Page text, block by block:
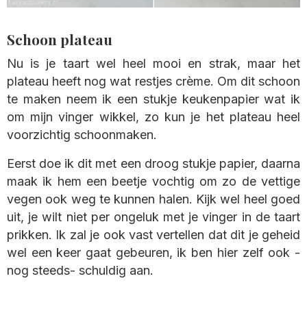
Schoon plateau
Nu is je taart wel heel mooi en strak, maar het
plateau heeft nog wat restjes crème. Om dit schoon
te maken neem ik een stukje keukenpapier wat ik
om mijn vinger wikkel, zo kun je het plateau heel
voorzichtig schoonmaken.
Eerst doe ik dit met een droog stukje papier, daarna
maak ik hem een beetje vochtig om zo de vettige
vegen ook weg te kunnen halen. Kijk wel heel goed
uit, je wilt niet per ongeluk met je vinger in de taart
prikken. Ik zal je ook vast vertellen dat dit je geheid
wel een keer gaat gebeuren, ik ben hier zelf ook -
nog steeds- schuldig aan.